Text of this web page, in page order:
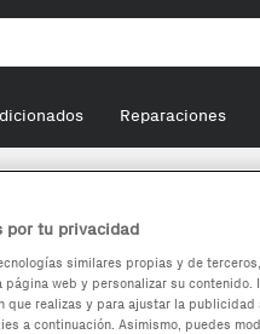
Reparaciones
Rugby 2015
por tu privacidad
similares propias y de
página web y personalizar su
que realizas y para ajustar la
a continuación. Asimismo, puedes